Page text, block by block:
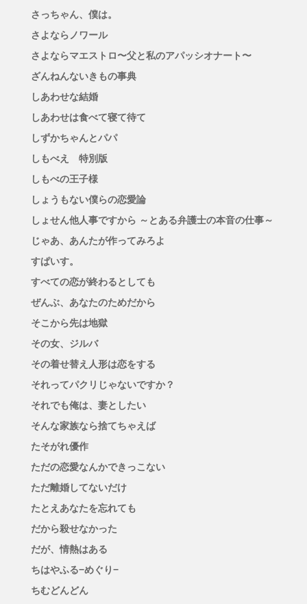
さっちゃん、僕は。
さよならノワール
さよならマエストロ〜父と私のアパッシオナート〜
ざんねんないきもの事典
しあわせな結婚
しあわせは食べて寝て待て
しずかちゃんとパパ
しもべえ 特別版
しもべの王子様
しょうもない僕らの恋愛論
しょせん他人事ですから ～とある弁護士の本音の仕事～
じゃあ、あんたが作ってみろよ
すぱいす。
すべての恋が終わるとしても
ぜんぶ、あなたのためだから
そこから先は地獄
その女、ジルバ
その着せ替え人形は恋をする
それってパクリじゃないですか？
それでも俺は、妻としたい
そんな家族なら捨てちゃえば
たそがれ優作
ただの恋愛なんかできっこない
ただ離婚してないだけ
たとえあなたを忘れても
だから殺せなかった
だが、情熱はある
ちはやふる−めぐり−
ちむどんどん